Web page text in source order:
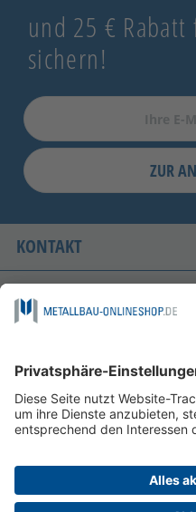
und 25 €
sichern!
ZUR
KONTAKT
UNSERE LIEFERLÄNDER
FOLGEN SIE UNS AUF